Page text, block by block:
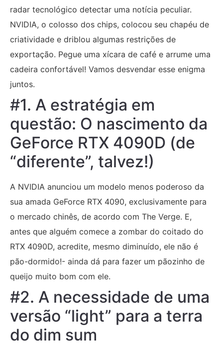
radar tecnológico detectar uma notícia peculiar.
NVIDIA, o colosso dos chips, colocou seu chapéu de
criatividade e driblou algumas restrições de
exportação. Pegue uma xícara de café e arrume uma
cadeira confortável! Vamos desvendar esse enigma
juntos.
#1. A estratégia em
questão: O nascimento da
GeForce RTX 4090D (de
“diferente”, talvez!)
A NVIDIA anunciou um modelo menos poderoso da
sua amada GeForce RTX 4090, exclusivamente para
o mercado chinês, de acordo com The Verge. E,
antes que alguém comece a zombar do coitado do
RTX 4090D, acredite, mesmo diminuído, ele não é
pão-dormido!- ainda dá para fazer um pãozinho de
queijo muito bom com ele.
#2. A necessidade de uma
versão “light” para a terra
do dim sum